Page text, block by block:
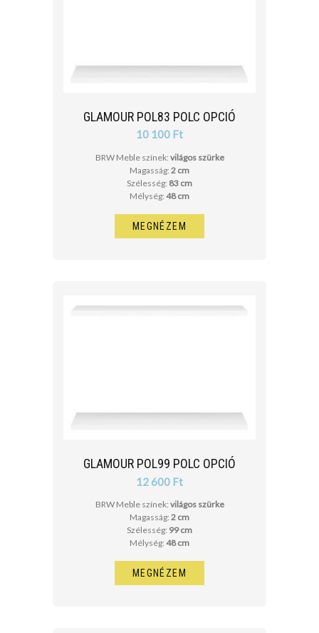
GLAMOUR POL83 POLC OPCIÓ
10 100 Ft
BRW Meble színek: világos szürke
Magasság: 2 cm
Szélesség: 83 cm
Mélység: 48 cm
MEGNÉZEM
GLAMOUR POL99 POLC OPCIÓ
12 600 Ft
BRW Meble színek: világos szürke
Magasság: 2 cm
Szélesség: 99 cm
Mélység: 48 cm
MEGNÉZEM